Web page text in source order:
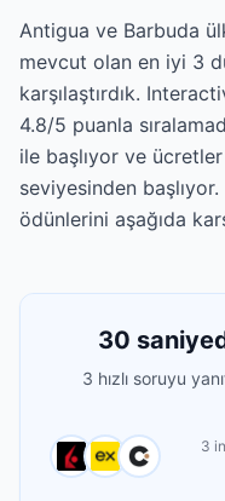
Antigua ve Barbuda
mevcut olan en iyi 3
karşılaştırdık.
4.8/5 puanla
ile başlıyor ve
seviyesinden
ödünlerini aşağıda
30
3 hızlı soruyu
3